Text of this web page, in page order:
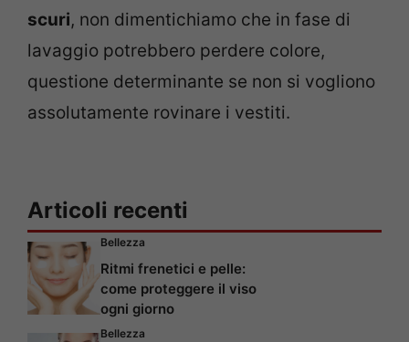
scuri, non dimentichiamo che in fase di
lavaggio potrebbero perdere colore,
questione determinante se non si vogliono
assolutamente rovinare i vestiti.
Articoli recenti
Bellezza
Ritmi frenetici e pelle:
come proteggere il viso
ogni giorno
Bellezza